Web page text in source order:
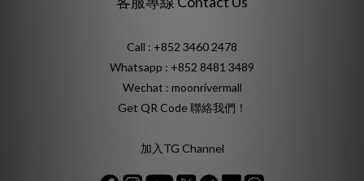
Call : +852 3460 2478
Whatsapp : +852 8481 3489
Wechat : moonrivermall
Get QR Code 聯絡我們！
加入TG Channel